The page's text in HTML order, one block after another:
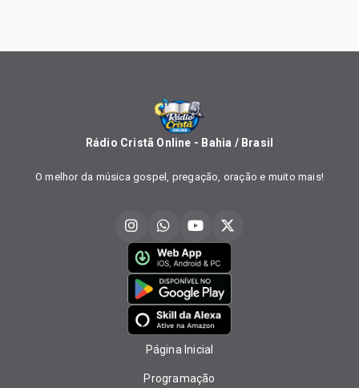
Rádio Cristã Online - Bahia / Brasil
O melhor da música gospel, pregação, oração e muito mais!
Página Inicial
Programação